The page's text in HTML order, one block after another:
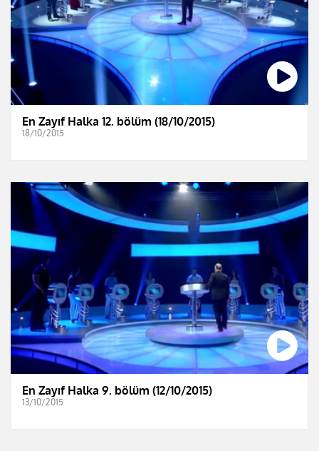
En Zayıf Halka 12. bölüm (18/10/2015)
18/10/2015
En Zayıf Halka 9. bölüm (12/10/2015)
13/10/2015